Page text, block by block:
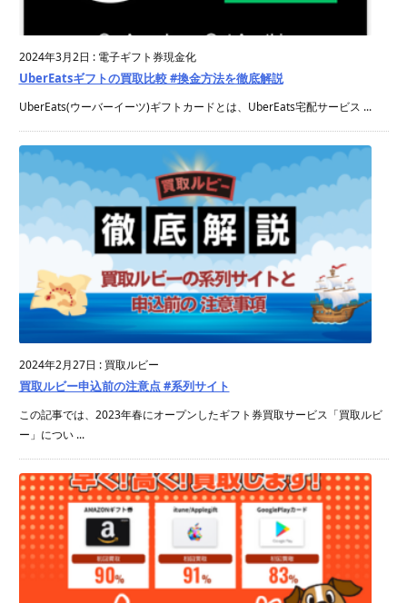
2024年3月2日 : 電子ギフト券現金化
UberEatsギフトの買取比較 #換金方法を徹底解説
UberEats(ウーバーイーツ)ギフトカードとは、UberEats宅配サービス ...
2024年2月27日 : 買取ルビー
買取ルビー申込前の注意点 #系列サイト
この記事では、2023年春にオープンしたギフト券買取サービス「買取ルビ
ー」につい ...